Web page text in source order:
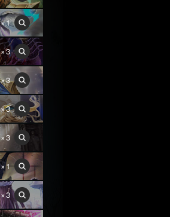
×1
×3
×3
×3
×3
×1
×3